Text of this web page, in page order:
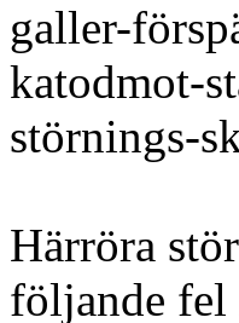
galler-
katodmot-
störnings-
Härröra
följande fel